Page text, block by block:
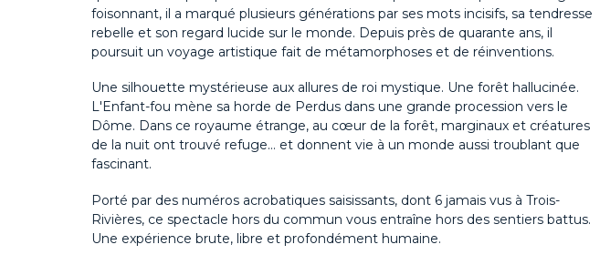
foisonnant, il a marqué plusieurs générations par ses mots incisifs, sa tendresse
rebelle et son regard lucide sur le monde. Depuis près de quarante ans, il
poursuit un voyage artistique fait de métamorphoses et de réinventions.
Une silhouette mystérieuse aux allures de roi mystique. Une forêt hallucinée.
L'Enfant-fou mène sa horde de Perdus dans une grande procession vers le
Dôme. Dans ce royaume étrange, au cœur de la forêt, marginaux et créatures
de la nuit ont trouvé refuge… et donnent vie à un monde aussi troublant que
fascinant.
Porté par des numéros acrobatiques saisissants, dont 6 jamais vus à Trois-
Rivières, ce spectacle hors du commun vous entraîne hors des sentiers battus.
Une expérience brute, libre et profondément humaine.